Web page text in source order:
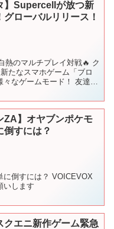
】Supercellが放つ新
グローバルリリース！
のマルチプレイ対戦🔥 ク
たなスマホゲーム「ブロ
なゲームモード！ 友達と
ZA】オヤブンポケモ
倒すには？
に倒すには？ VOICEVOX
いします
クエニ新作ゲーム緊急